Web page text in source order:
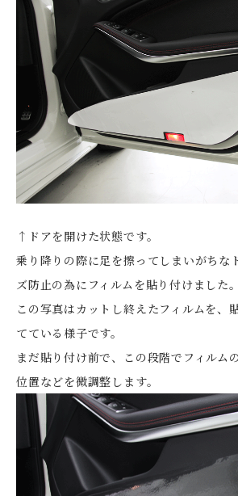
↑ドアを開けた状態です。
乗り降りの際に足を擦ってしまいがちな
ズ防止の為にフィルムを貼り付けました。
この写真はカットし終えたフィルムを、
てている様子です。
まだ貼り付け前で、この段階でフィルム
位置などを微調整します。